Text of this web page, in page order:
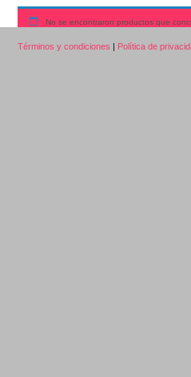
No se encontraron productos que
Términos y condiciones | Política de